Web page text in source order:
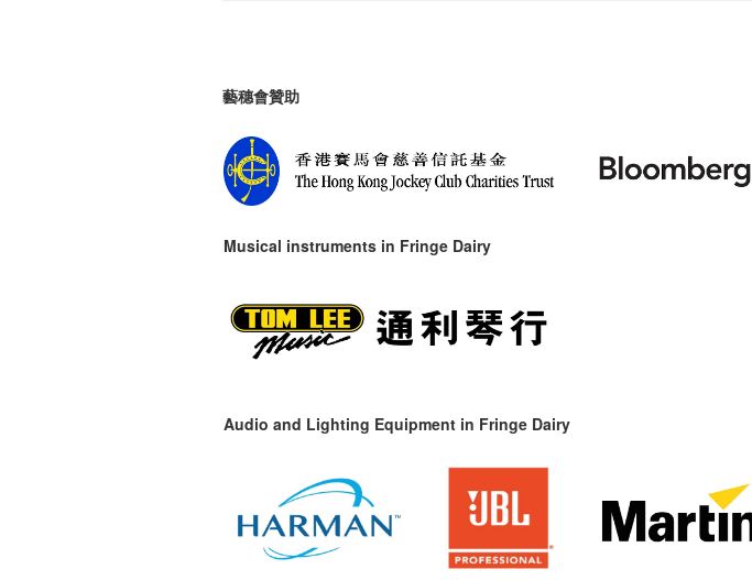
藝穗會贊助
Musical instruments in Fringe Dairy
Audio and Lighting Equipment in Fringe Dairy